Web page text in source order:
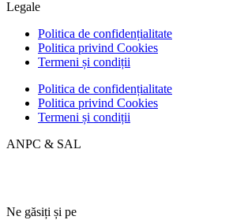
Legale
Politica de confidențialitate
Politica privind Cookies
Termeni și condiții
Politica de confidențialitate
Politica privind Cookies
Termeni și condiții
ANPC & SAL
Ne găsiți și pe